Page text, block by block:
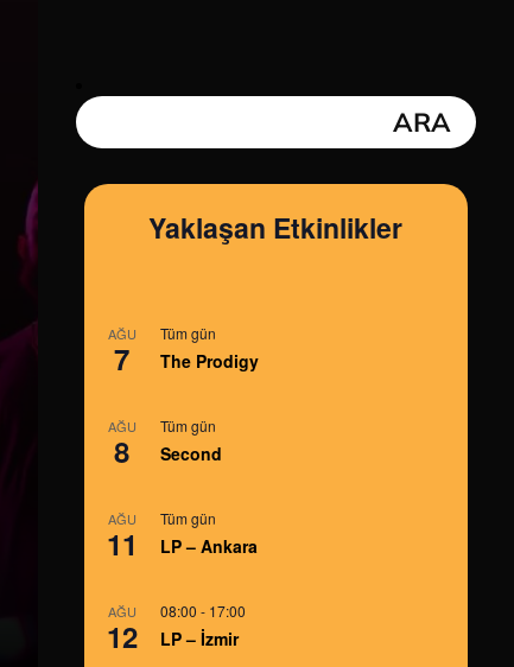
Yaklaşan Etkinlikler
AĞU
7
Tüm gün
The Prodigy
AĞU
8
Tüm gün
Second
AĞU
11
Tüm gün
LP – Ankara
AĞU
12
08:00 - 17:00
LP – İzmir